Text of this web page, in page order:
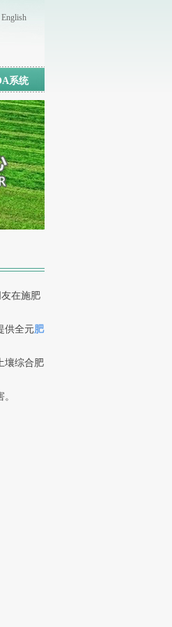
系统
English
在施肥
供全元肥
壤综合肥